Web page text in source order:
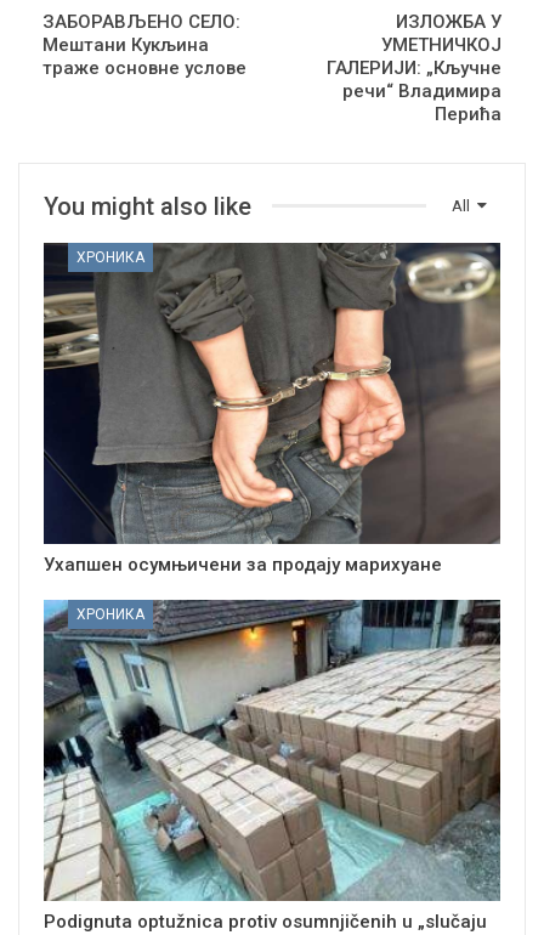
ЗАБОРАВЉЕНО СЕЛО:
Мештани Кукљина
траже основне услове
ИЗЛОЖБА У
УМЕТНИЧКОЈ
ГАЛЕРИЈИ: „Кључне
речи“ Владимира
Перића
All
You might also like
ХРОНИКА
Ухапшен осумњичени за продају марихуане
ХРОНИКА
Podignuta optužnica protiv osumnjičenih u „slučaju